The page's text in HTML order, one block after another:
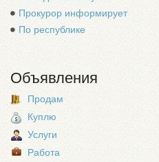
Прокурор информирует
По республике
Объявления
Продам
Куплю
Услуги
Работа